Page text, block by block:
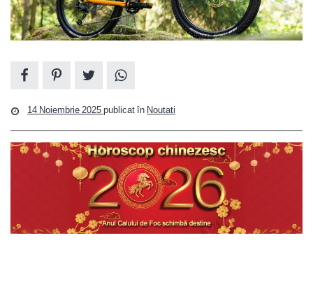
14 Noiembrie 2025publicat în Noutati